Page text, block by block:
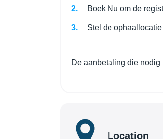
Boek Nu om de
Stel de
De aanbetaling die nodig
Location